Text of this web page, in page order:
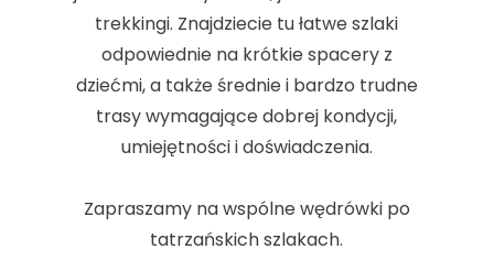
trekkingi. Znajdziecie tu łatwe szlaki
odpowiednie na krótkie spacery z
dziećmi, a także średnie i bardzo trudne
trasy wymagające dobrej kondycji,
umiejętności i doświadczenia.
Zapraszamy na wspólne wędrówki po
tatrzańskich szlakach.